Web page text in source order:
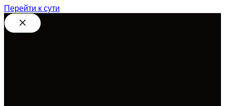
Перейти к сути